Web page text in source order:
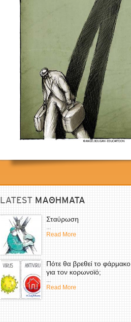
LATEST ΜΑΘΗΜΑΤΑ
Σταύρωση
...
Read More
Πότε θα βρεθεί το φάρμακο
για τον κορωνοϊό;
...
Read More